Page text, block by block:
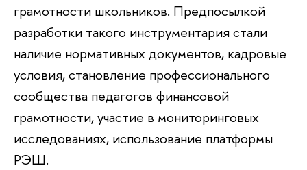
грамотности школьников. Предпосылкой
разработки такого инструментария стали
наличие нормативных документов, кадровые
условия, становление профессионального
сообщества педагогов финансовой
грамотности, участие в мониторинговых
исследованиях, использование платформы
РЭШ.